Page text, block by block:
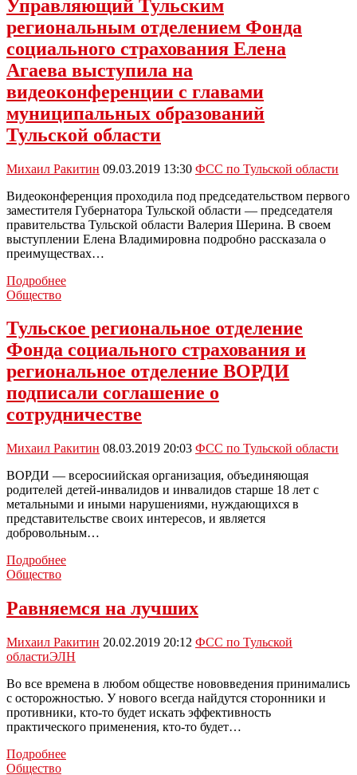
Легко!
Управляющий Тульским
региональным отделением Фонда
социального страхования Елена
Агаева выступила на
видеоконференции с главами
муниципальных образований
Тульской области
Михаил Ракитин 09.03.2019 13:30 ФСС по Тульской области
Видеоконференция проходила под председательством первого
заместителя Губернатора Тульской области — председателя
правительства Тульской области Валерия Шерина. В своем
выступлении Елена Владимировна подробно рассказала о
преимуществах…
ПодробнееУправляющий
отделением
Фонда
социального
страхования
Елена
Агаева
выступила
на
с
муниципальных
образований
Тульской
области
Общество
Тульское региональное отделение
Фонда социального страхования и
региональное отделение ВОРДИ
подписали соглашение о
сотрудничестве
Михаил Ракитин 08.03.2019 20:03 ФСС по Тульской области
ВОРДИ — всеросиийская организация, объединяющая
родителей детей-инвалидов и инвалидов старше 18 лет с
метальными и иными нарушениями, нуждающихся в
представительстве своих интересов, и является
добровольным…
ПодробнееТульское
социального
и
региональное
ВОРДИ
подписали
соглашение
о
Общество
Равняемся на лучших
Михаил Ракитин 20.02.2019 20:12 ФСС по Тульской
областиЭЛН
Во все времена в любом обществе нововведения принимались
с осторожностью. У нового всегда найдутся сторонники и
противники, кто-то будет искать эффективность
практического применения, кто-то будет…
ПодробнееРавняемся
Общество